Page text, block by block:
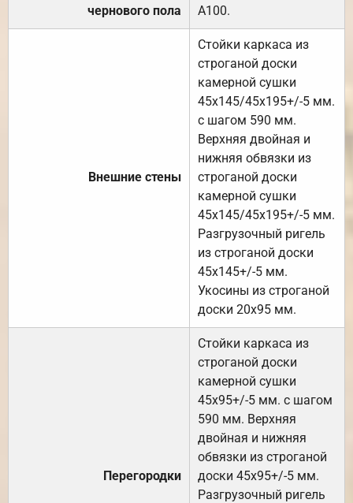
чернового пола
А100.
Внешние стены
Стойки каркаса из
строганой доски
камерной сушки
45х145/45х195+/-5 мм.
с шагом 590 мм.
Верхняя двойная и
нижняя обвязки из
строганой доски
камерной сушки
45х145/45х195+/-5 мм.
Разгрузочный ригель
из строганой доски
45х145+/-5 мм.
Укосины из строганой
доски 20х95 мм.
Перегородки
Стойки каркаса из
строганой доски
камерной сушки
45х95+/-5 мм. с шагом
590 мм. Верхняя
двойная и нижняя
обвязки из строганой
доски 45х95+/-5 мм.
Разгрузочный ригель